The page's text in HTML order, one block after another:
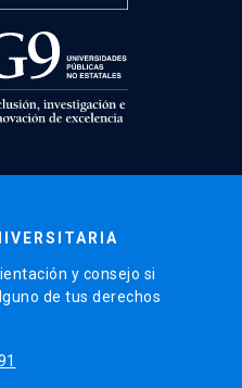
y consejo si
de tus derechos